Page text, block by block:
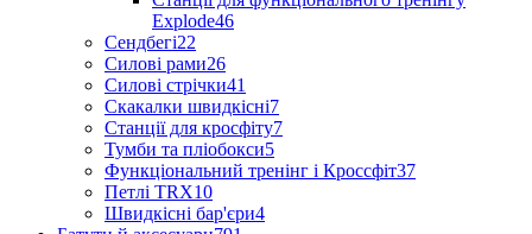
Explode46
Сендбегі22
Силові рами26
Силові стрічки41
Скакалки швидкісні7
Станції для кросфіту7
Тумби та пліобокси5
Функціональний тренінг і Кроссфіт37
Петлі TRX10
Швидкісні бар'єри4